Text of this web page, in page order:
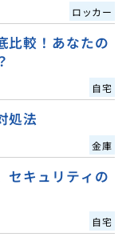
ロッカー
比較！あなたの
自宅
処法
金庫
セキュリティの
自宅